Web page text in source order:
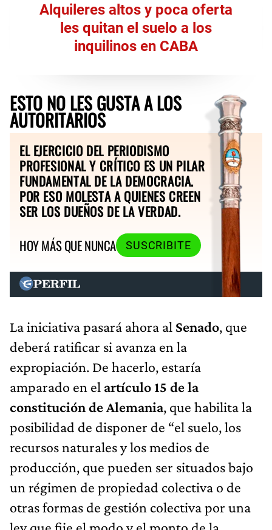
Alquileres altos y poca oferta
les quitan el suelo a los
inquilinos en CABA
ESTO NO LES GUSTA A LOS
AUTORITARIOS
EL EJERCICIO DEL PERIODISMO
PROFESIONAL Y CRÍTICO ES UN PILAR
FUNDAMENTAL DE LA DEMOCRACIA.
POR ESO MOLESTA A QUIENES CREEN
SER LOS DUEÑOS DE LA VERDAD.
HOY MÁS QUE NUNCA
SUSCRIBITE
La iniciativa pasará ahora al Senado, que
deberá ratificar si avanza en la
expropiación. De hacerlo, estaría
amparado en el artículo 15 de la
constitución de Alemania, que habilita la
posibilidad de disponer de “el suelo, los
recursos naturales y los medios de
producción, que pueden ser situados bajo
un régimen de propiedad colectiva o de
otras formas de gestión colectiva por una